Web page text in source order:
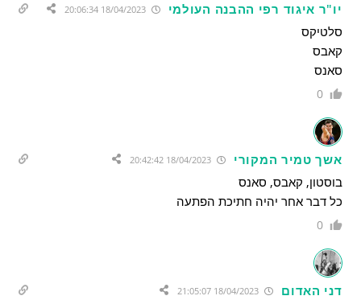
יו"ר איגוד רפי ההבנה העולמי 18/04/2023 20:06:34
סלטיקס
קאבס
סאנס
0
אשך טמיר המקורי
בוסטון, קאבס, סאנס
כל דבר אחר יהיה חתיכת הפתעה
0
דני האדום